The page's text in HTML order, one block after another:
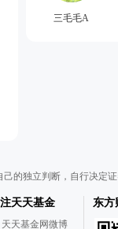
三毛毛A
的独立判断，自行决定证
天天基金
天天基金网微博
东方